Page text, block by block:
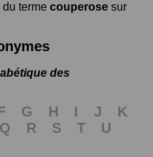
terme couperose sur
des
G H I J
K
Q R S T
U